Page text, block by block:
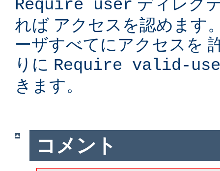
Require user
れば アクセスを認めます
ーザすべてにアクセスを
りに Require valid-
きます。
コメント